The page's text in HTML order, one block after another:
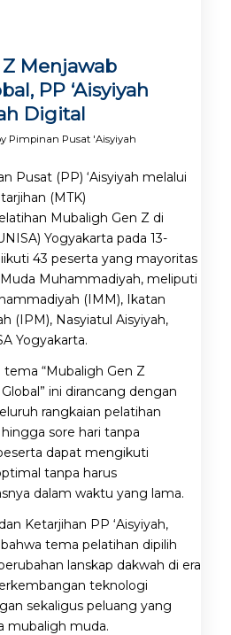
Menjawab
PP ‘Aisyiyah
Digital
Pimpinan Pusat 'Aisyiyah
Pusat (PP) ‘Aisyiyah melalui
(MTK)
Mubaligh Gen Z di
Yogyakarta pada 13-
43 peserta yang mayoritas
Muhammadiyah, meliputi
(IMM), Ikatan
(IPM), Nasyiatul Aisyiyah,
Yogyakarta.
“Mubaligh Gen Z
ini dirancang dengan
rangkaian pelatihan
sore hari tanpa
dapat mengikuti
tanpa harus
dalam waktu yang lama.
Ketarjihan PP ‘Aisyiyah,
tema pelatihan dipilih
lanskap dakwah di era
teknologi
sekaligus peluang yang
mubaligh muda.